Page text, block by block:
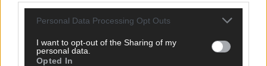
Personal Data Processing Opt Outs
I want to opt-out of the Sharing of my
personal data.
Opted In
SCHNELL ZUM RESSORT